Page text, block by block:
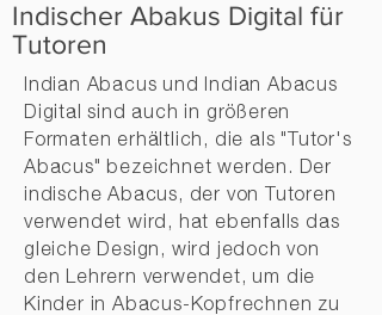
Indischer Abakus Digital für
Tutoren
Indian Abacus und Indian Abacus
Digital sind auch in größeren
Formaten erhältlich, die als "Tutor's
Abacus" bezeichnet werden. Der
indische Abacus, der von Tutoren
verwendet wird, hat ebenfalls das
gleiche Design, wird jedoch von
den Lehrern verwendet, um die
Kinder in Abacus-Kopfrechnen zu